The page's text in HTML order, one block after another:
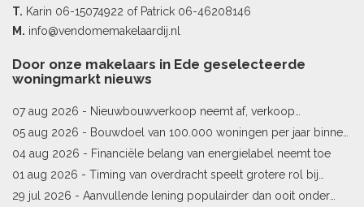
T. Karin 06-15074922 of Patrick 06-46208146
M. info@vendomemakelaardij.nl
Door onze makelaars in Ede geselecteerde
woningmarkt nieuws
07 aug 2026 - Nieuwbouwverkoop neemt af, verkoop
bestaande woningen stijgt
05 aug 2026 - Bouwdoel van 100.000 woningen per jaar binnen
bereik
04 aug 2026 - Financiële belang van energielabel neemt toe
01 aug 2026 - Timing van overdracht speelt grotere rol bij
woningprijs
29 jul 2026 - Aanvullende lening populairder dan ooit onder